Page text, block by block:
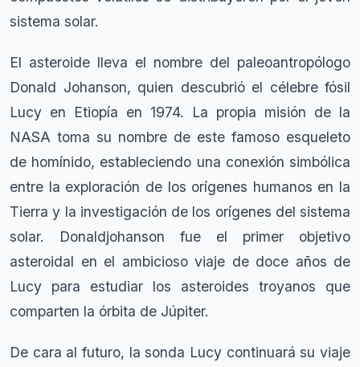
sistema solar.
El asteroide lleva el nombre del paleoantropólogo
Donald Johanson, quien descubrió el célebre fósil
Lucy en Etiopía en 1974. La propia misión de la
NASA toma su nombre de este famoso esqueleto
de homínido, estableciendo una conexión simbólica
entre la exploración de los orígenes humanos en la
Tierra y la investigación de los orígenes del sistema
solar. Donaldjohanson fue el primer objetivo
asteroidal en el ambicioso viaje de doce años de
Lucy para estudiar los asteroides troyanos que
comparten la órbita de Júpiter.
De cara al futuro, la sonda Lucy continuará su viaje